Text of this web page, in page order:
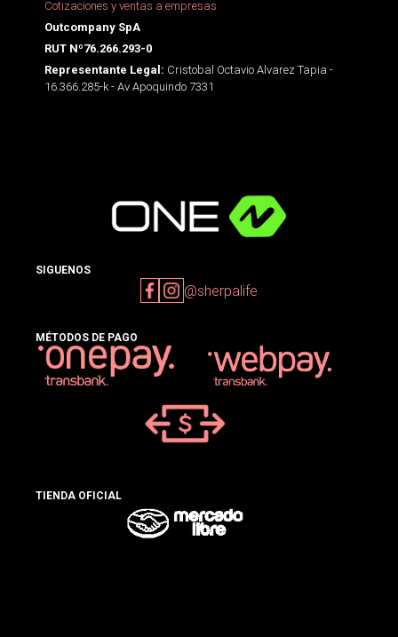
Cotizaciones y ventas a empresas
Outcompany SpA
RUT Nº76.266.293-0
Representante Legal: Cristobal Octavio Alvarez Tapia -
16.366.285-k - Av Apoquindo 7331
SIGUENOS
@sherpalife
MÉTODOS DE PAGO
TIENDA OFICIAL